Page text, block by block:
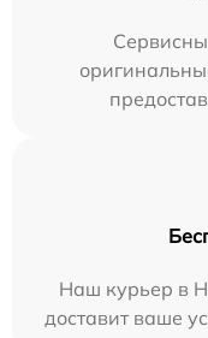
Наш курьер в
доставит ваше